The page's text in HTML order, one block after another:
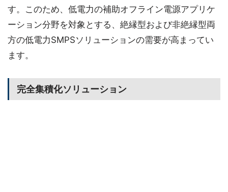
す。このため、低電力の補助オフライン電源アプリケ
ーション分野を対象とする、絶縁型および非絶縁型両
方の低電力SMPSソリューションの需要が高まってい
ます。
完全集積化ソリューション